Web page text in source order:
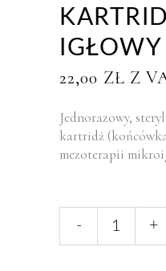
22,00 ZŁ Z
Jednorazowy,
kartridż
mezoterapii
Mesoestetic
- +